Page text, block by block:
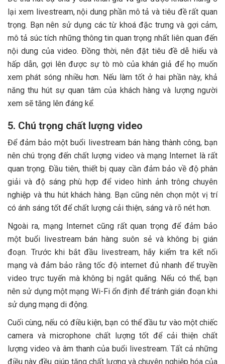
lại xem livestream, nội dung phần mô tả và tiêu đề rất quan
trọng. Bạn nên sử dụng các từ khoá đặc trưng và gợi cảm,
mô tả súc tích những thông tin quan trọng nhất liên quan đến
nội dung của video. Đồng thời, nên đặt tiêu đề dễ hiểu và
hấp dẫn, gợi lên được sự tò mò của khán giả để họ muốn
xem phát sóng nhiều hơn. Nếu làm tốt ở hai phần này, khả
năng thu hút sự quan tâm của khách hàng và lượng người
xem sẽ tăng lên đáng kể.
5. Chú trọng chất lượng video
Để đảm bảo một buổi livestream bán hàng thành công, bạn
nên chú trọng đến chất lượng video và mạng Internet là rất
quan trọng. Đầu tiên, thiết bị quay cần đảm bảo về độ phân
giải và độ sáng phù hợp để video hình ảnh trông chuyên
nghiệp và thu hút khách hàng. Bạn cũng nên chọn một vị trí
có ánh sáng tốt để chất lượng cải thiện, sáng và rõ nét hơn.
Ngoài ra, mạng Internet cũng rất quan trọng để đảm bảo
một buổi livestream bán hàng suôn sẻ và không bị gián
đoạn. Trước khi bắt đầu livestream, hãy kiểm tra kết nối
mạng và đảm bảo rằng tốc độ internet đủ nhanh để truyền
video trực tuyến mà không bị ngắt quãng. Nếu có thể, bạn
nên sử dụng một mạng Wi-Fi ổn định để tránh gián đoạn khi
sử dụng mạng di động.
Cuối cùng, nếu có điều kiện, bạn có thể đầu tư vào một chiếc
camera và microphone chất lượng tốt để cải thiện chất
lượng video và âm thanh của buổi livestream. Tất cả những
điều này đều giúp tăng chất lượng và chuyên nghiệp hóa của